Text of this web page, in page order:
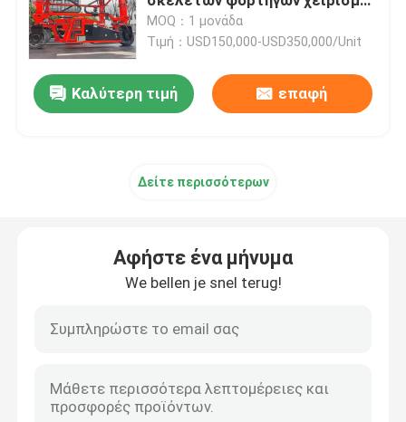
εμπορευματοκιβωτίων 100T
150T 200T
MOQ：1 μονάδα
Τιμή：USD150,000-USD350,000/Unit
Καλύτερη τιμή επαφή
Δείτε περισσότερων
Αφήστε ένα μήνυμα
We bellen je snel terug!